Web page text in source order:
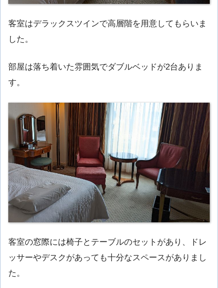
客室はデラックスツインで高層階を用意してもらいま
した。
部屋は落ち着いた雰囲気でダブルベッドが2台ありま
す。
客室の窓際には椅子とテーブルのセットがあり、ドレ
ッサーやデスクがあっても十分なスペースがありまし
た。